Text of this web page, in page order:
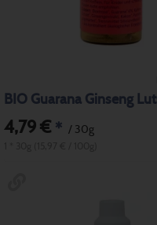
4,79 € * / 30g